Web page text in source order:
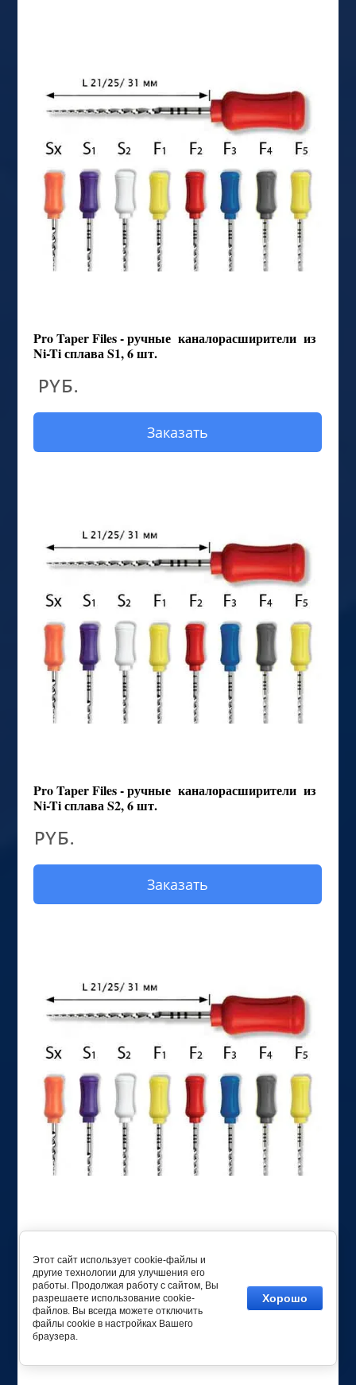
Pro Taper Files - ручные каналорасширители из
Ni-Ti сплава S1, 6 шт.
руб.
Заказать
Pro Taper Files - ручные каналорасширители из
Ni-Ti сплава S2, 6 шт.
руб.
Заказать
Ni-Ti сплава SX, 6 шт.
5300.00 руб.
Этот сайт использует cookie-файлы и
другие технологии для улучшения его
работы. Продолжая работу с сайтом, Вы
разрешаете использование cookie-
файлов. Вы всегда можете отключить
файлы cookie в настройках Вашего
браузера.
Хорошо